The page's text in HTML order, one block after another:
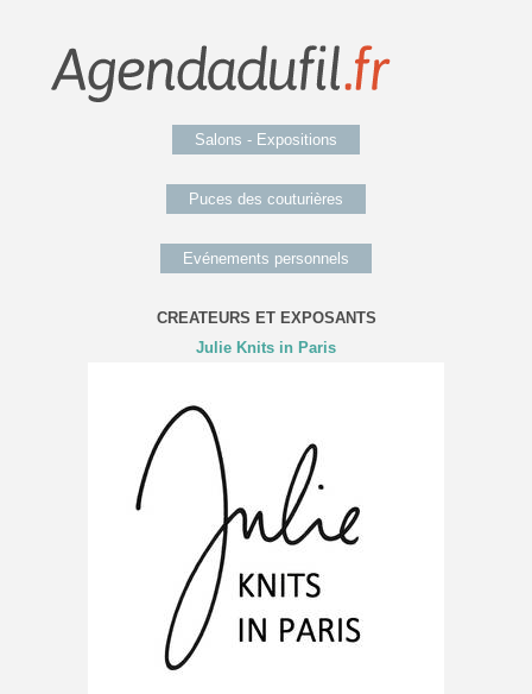
Salons - Expositions
Puces des couturières
Evénements personnels
CREATEURS ET EXPOSANTS
Julie Knits in Paris